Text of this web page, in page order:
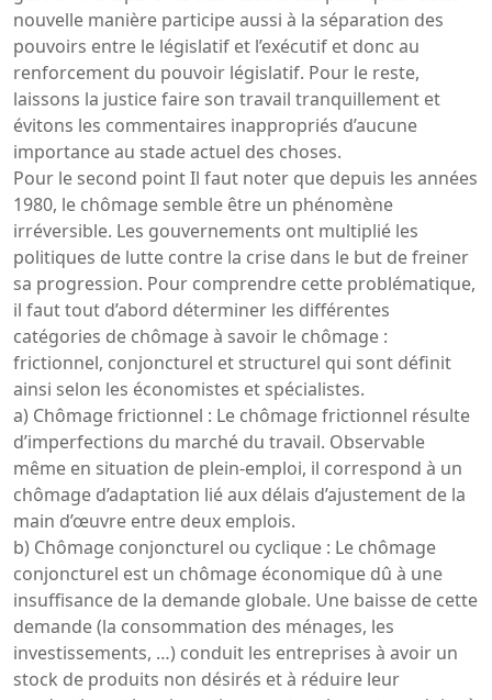
nouvelle manière participe aussi à la séparation des
pouvoirs entre le législatif et l’exécutif et donc au
renforcement du pouvoir législatif. Pour le reste,
laissons la justice faire son travail tranquillement et
évitons les commentaires inappropriés d’aucune
importance au stade actuel des choses.
Pour le second point Il faut noter que depuis les années
1980, le chômage semble être un phénomène
irréversible. Les gouvernements ont multiplié les
politiques de lutte contre la crise dans le but de freiner
sa progression. Pour comprendre cette problématique,
il faut tout d’abord déterminer les différentes
catégories de chômage à savoir le chômage :
frictionnel, conjoncturel et structurel qui sont définit
ainsi selon les économistes et spécialistes.
a) Chômage frictionnel : Le chômage frictionnel résulte
d’imperfections du marché du travail. Observable
même en situation de plein-emploi, il correspond à un
chômage d’adaptation lié aux délais d’ajustement de la
main d’œuvre entre deux emplois.
b) Chômage conjoncturel ou cyclique : Le chômage
conjoncturel est un chômage économique dû à une
insuffisance de la demande globale. Une baisse de cette
demande (la consommation des ménages, les
investissements, …) conduit les entreprises à avoir un
stock de produits non désirés et à réduire leur